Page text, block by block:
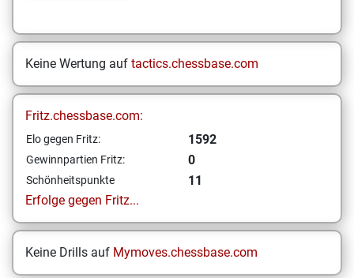
Keine Wertung auf tactics.chessbase.com
Fritz.chessbase.com:
Elo gegen Fritz: 1592
Gewinnpartien Fritz: 0
Schönheitspunkte
11
Erfolge gegen Fritz...
Keine Drills auf Mymoves.chessbase.com